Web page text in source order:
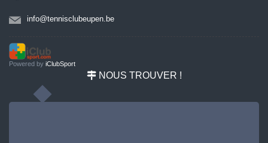
info@tennisclubeupen.be
Powered by iClubSport
NOUS TROUVER !